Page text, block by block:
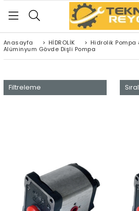
Anasayfa > HİDROLİK > Hidrolik Pompa
Alüminyum Gövde Dişli Pompa
Filtreleme